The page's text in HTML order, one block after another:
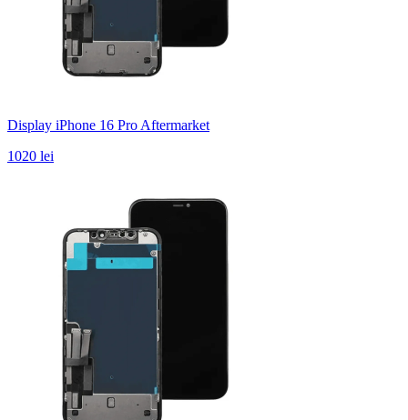
Display iPhone 16 Pro Aftermarket
1020 lei